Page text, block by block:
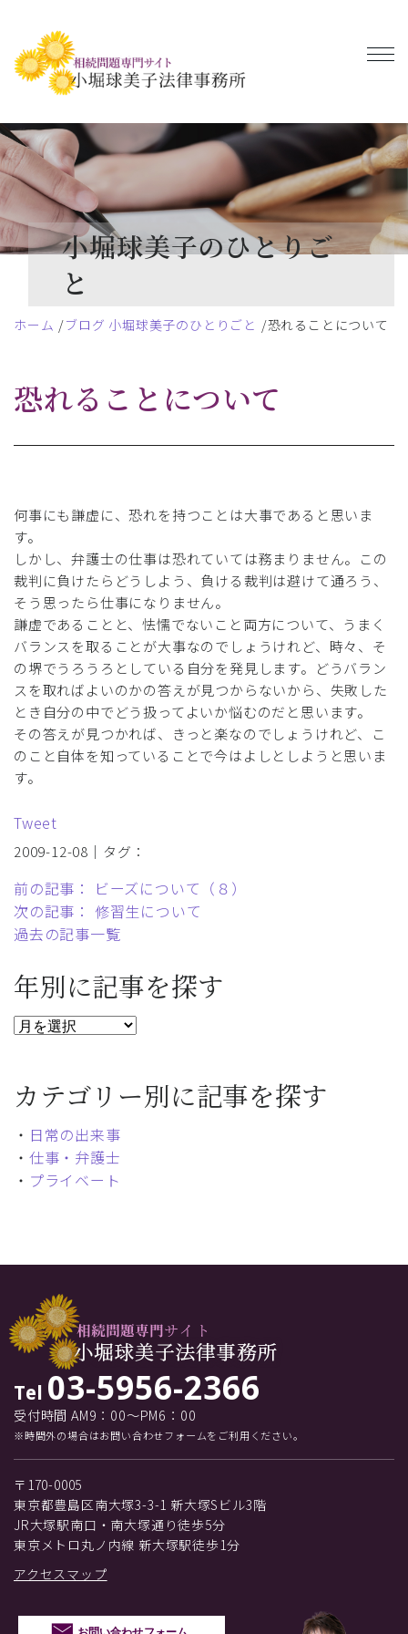
小堀球美子のひとりご
と
ホーム ブログ 小堀球美子のひとりごと 恐れることについて
恐れることについて
何事にも謙虚に、恐れを持つことは大事であると思いま
す。
しかし、弁護士の仕事は恐れていては務まりません。この
裁判に負けたらどうしよう、負ける裁判は避けて通ろう、
そう思ったら仕事になりません。
謙虚であることと、怯懦でないこと両方について、うまく
バランスを取ることが大事なのでしょうけれど、時々、そ
の堺でうろうろとしている自分を発見します。どうバラン
スを取ればよいのかの答えが見つからないから、失敗した
とき自分の中でどう扱ってよいか悩むのだと思います。
その答えが見つかれば、きっと楽なのでしょうけれど、こ
のこと自体を知っていることで今はよしとしようと思いま
す。
Tweet
2009-12-08｜タグ：
前の記事： ビーズについて（８）
次の記事： 修習生について
過去の記事一覧
年別に記事を探す
カテゴリー別に記事を探す
・ 日常の出来事
・ 仕事・弁護士
・ プライベート
Tel 03-5956-2366
受付時間 AM9：00～PM6：00
※時間外の場合はお問い合わせフォームをご利用ください。
〒170-0005
東京都豊島区南大塚3-3-1 新大塚Sビル3階
JR大塚駅南口・南大塚通り徒歩5分
東京メトロ丸ノ内線 新大塚駅徒歩1分
アクセスマップ